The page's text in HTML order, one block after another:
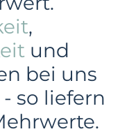
,
und
bei uns
so liefern